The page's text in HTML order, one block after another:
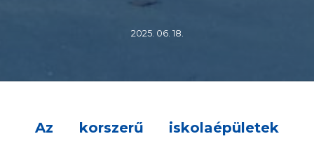
2025. 06. 18.
Az korszerű iskolaépületek